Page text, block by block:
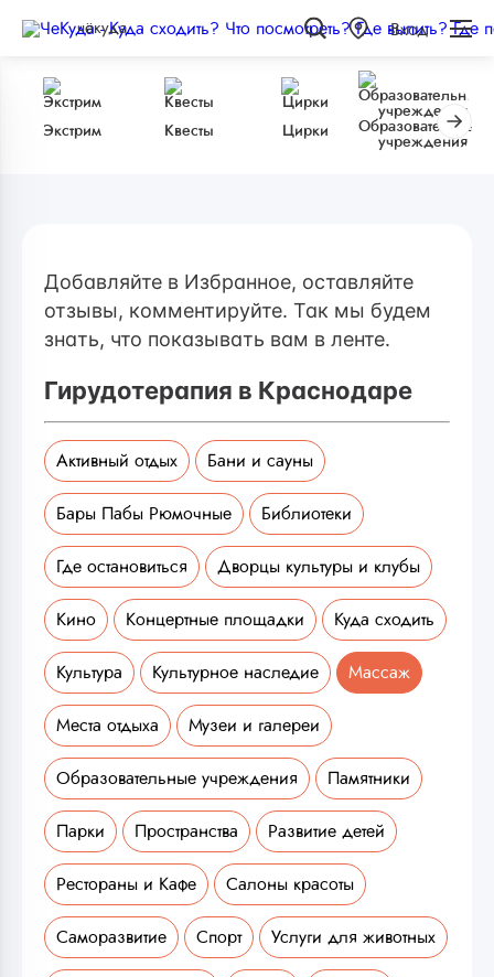
чёкуда Вход
Экстрим Квесты Цирки
Образовательные
учреждения
Добавляйте в Избранное, оставляйте
отзывы, комментируйте. Так мы будем
знать, что показывать вам в ленте.
Гирудотерапия в Краснодаре
Активный отдых Бани и сауны
Бары Пабы Рюмочные Библиотеки
Где остановиться Дворцы культуры и клубы
Кино Концертные площадки Куда сходить
Культура Культурное наследие Массаж
Места отдыха Музеи и галереи
Образовательные учреждения Памятники
Парки Пространства Развитие детей
Рестораны и Кафе Салоны красоты
Саморазвитие Спорт Услуги для животных